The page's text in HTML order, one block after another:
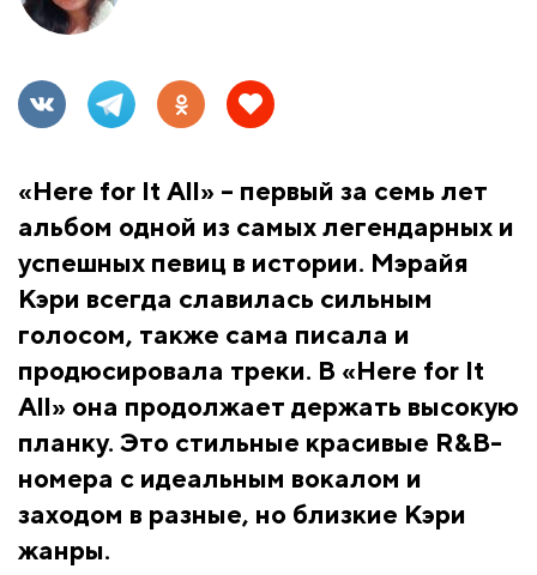
«Here for It All» – первый за семь лет
альбом одной из самых легендарных и
успешных певиц в истории. Мэрайя
Кэри всегда славилась сильным
голосом, также сама писала и
продюсировала треки. В «Here for It
All» она продолжает держать высокую
планку. Это стильные красивые R&B-
номера с идеальным вокалом и
заходом в разные, но близкие Кэри
жанры.